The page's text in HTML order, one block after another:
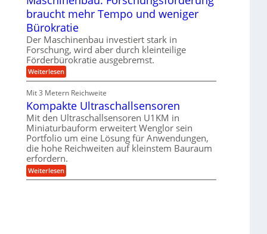
C
L
w
e
i
t
e
r
e
n
w
i
c
k
e
l
t
b
r
i
d
-
K
u
g
e
l
a
g
e
r
u
m
p
f
e
r
z
i
e
l
U
m
s
a
t
z
k
n
a
p
p
braucht mehr Tempo und weniger
Bürokratie
Der Maschinenbau investiert stark in
Forschung, wird aber durch kleinteilige
Förderbürokratie ausgebremst.
Weiterlesen:
M
s
c
h
i
n
e
n
b
a
u
:
Mit 3 Metern Reichweite
Kompakte Ultraschallsensoren
Mit den Ultraschallsensoren U1KM in
Miniaturbauform erweitert Wenglor sein
Portfolio um eine Lösung für Anwendungen,
die hohe Reichweiten auf kleinstem Bauraum
erfordern.
Weiterlesen:
K